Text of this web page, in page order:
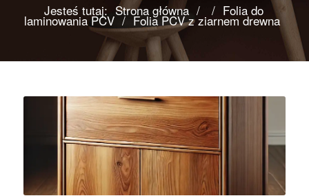
Jesteś tutaj: Strona główna / / Folia do
laminowania PCV / Folia PCV z ziarnem drewna